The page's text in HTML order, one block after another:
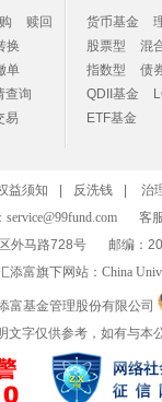
赎回
换
单
查询
易
货币基金
股票型
混
指数型
债
QDII基金
ETF基金
益须知 反洗钱
治
service@99fund.com
客
外马路728号
邮编：
添富旗下网站： China
富基金管理股份有限公司
文字仅供参考，如有与本